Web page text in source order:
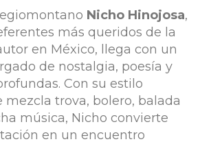
Nicho Hinojosa,
más queridos de la
en México, llega con un
de nostalgia, poesía y
Con su estilo
mezcla trova, bolero, balada
música, Nicho convierte
en un encuentro